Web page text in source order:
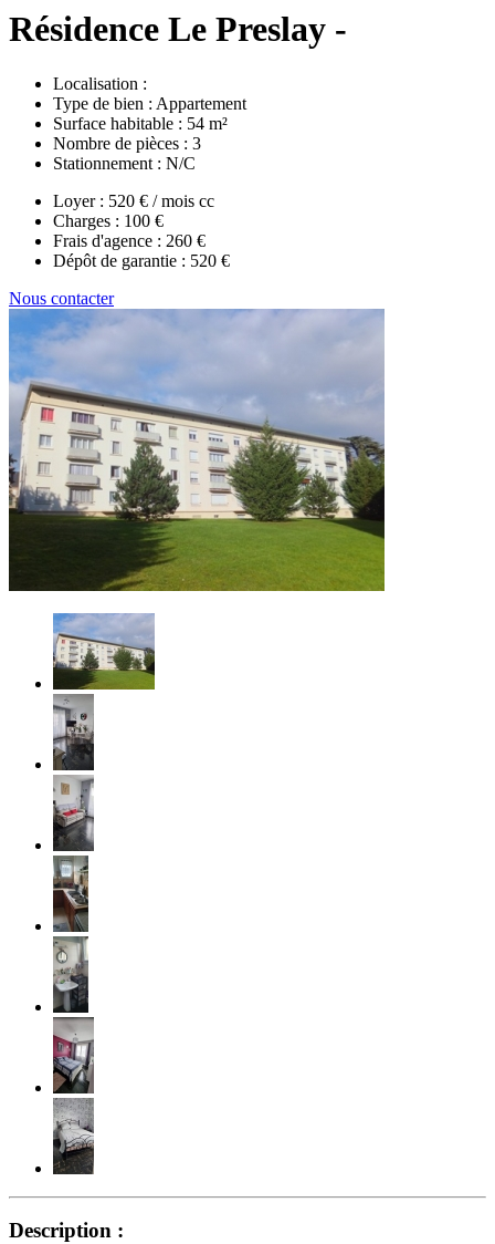
Résidence Le Preslay -
Localisation :
Type de bien : Appartement
Surface habitable : 54 m²
Nombre de pièces : 3
Stationnement : N/C
Loyer : 520 € / mois cc
Charges : 100 €
Frais d'agence : 260 €
Dépôt de garantie : 520 €
Nous contacter
Description :